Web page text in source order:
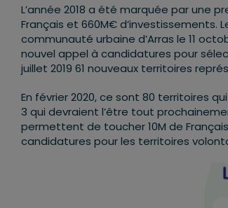
L’année 2018 a été marquée par une
Français et 660M€ d’investissements.
communauté urbaine d’Arras le 11
nouvel appel à candidatures pour
juillet 2019 61 nouveaux territoires
En février 2020, ce sont 80 territoires
3 qui devraient l’être tout
permettent de toucher 10M de
candidatures pour les territoires